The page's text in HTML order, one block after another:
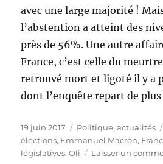
avec une large majorité !
l’abstention a atteint des
près de 56%. Une autre
France, c’est celle du
retrouvé mort et ligoté il y a
dont l’enquête repart de
Publié
le
19 juin 2017 Catégories
Politique, actualités
élections, Emmanuel Macron,
législatives,Oli Laisser un